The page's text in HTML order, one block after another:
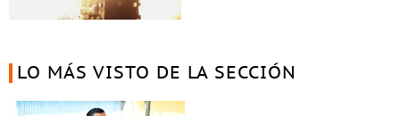
LO MÁS VISTO DE LA SECCIÓN